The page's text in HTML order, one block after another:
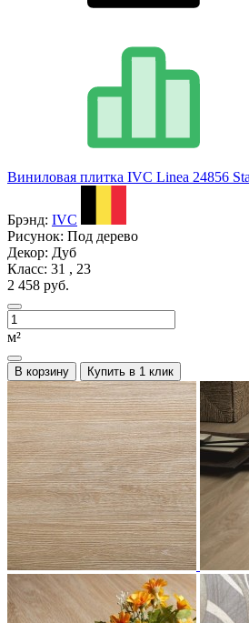
Виниловая плитка IVC Linea 24856
Брэнд: IVC
Рисунок: Под дерево
Декор: Дуб
Класс: 31 , 23
2 458 руб.
м²
В корзину Купить в 1 клик